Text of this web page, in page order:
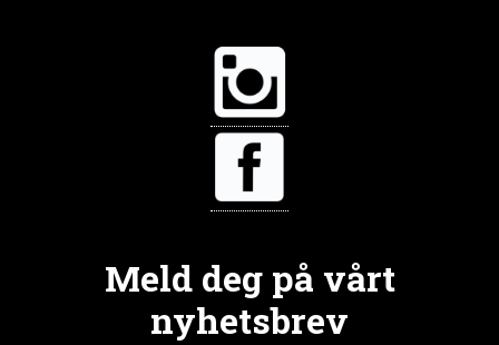
Meld deg på vårt
nyhetsbrev